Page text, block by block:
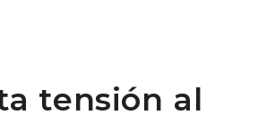
tensión al